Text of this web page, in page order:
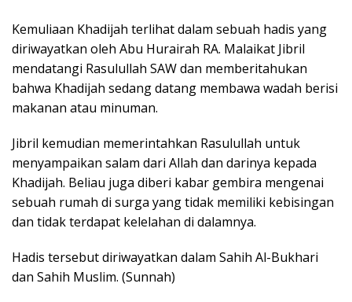
Kemuliaan Khadijah terlihat dalam sebuah hadis yang
diriwayatkan oleh Abu Hurairah RA. Malaikat Jibril
mendatangi Rasulullah SAW dan memberitahukan
bahwa Khadijah sedang datang membawa wadah berisi
makanan atau minuman.
Jibril kemudian memerintahkan Rasulullah untuk
menyampaikan salam dari Allah dan darinya kepada
Khadijah. Beliau juga diberi kabar gembira mengenai
sebuah rumah di surga yang tidak memiliki kebisingan
dan tidak terdapat kelelahan di dalamnya.
Hadis tersebut diriwayatkan dalam Sahih Al-Bukhari
dan Sahih Muslim. (Sunnah)